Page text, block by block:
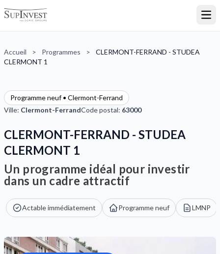
Accueil > Programmes >
CLERMONT-FERRAND - STUDEA
CLERMONT 1
Programme neuf • Clermont-Ferrand
Ville: Clermont-FerrandCode postal: 63000
CLERMONT-FERRAND - STUDEA
CLERMONT 1
Un programme idéal pour investir
dans un cadre attractif
Actable immédiatement Programme neuf LMNP